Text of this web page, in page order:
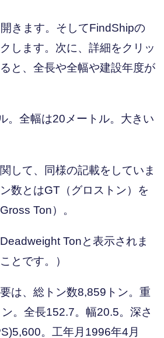
きます。そしてFindShipの
します。次に、詳細をクリッ
と、全長や全幅や建設年度が
。全幅は20メートル。大きい
して、同様の記載をしていま
数とはGT（グロストン）を
Ton）。
Tonと表示されま
とです。）
は、総トン数8,859トン。重
。全長152.7。幅20.5。深さ
。工年月1996年4月